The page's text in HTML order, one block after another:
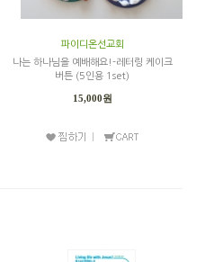
파이디온선교회
나는 하나님을 예배해요!-레터링 케이크
버튼 (5인용 1set)
15,000원